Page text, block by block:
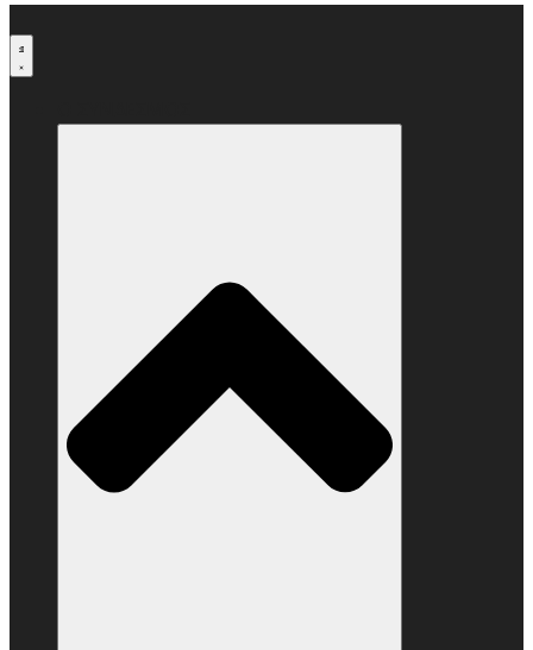
στο
περιεχόμενο